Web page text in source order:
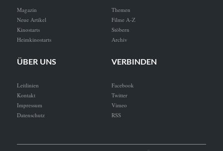
Magazin
Neue Artikel
Kinostarts
Heimkinostarts
Themen
Filme A-Z
Stöbern
Archiv
ÜBER UNS
Leitlinien
Kontakt
Impressum
Datenschutz
VERBINDEN
Facebook
Twitter
Vimeo
RSS